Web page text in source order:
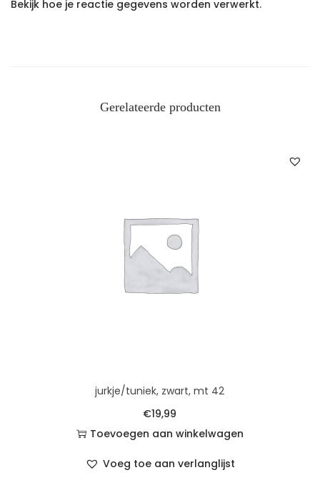
Bekijk hoe je reactie gegevens worden verwerkt.
Gerelateerde producten
jurkje/tuniek, zwart, mt 42
€19,99
Toevoegen aan winkelwagen
Voeg toe aan verlanglijst